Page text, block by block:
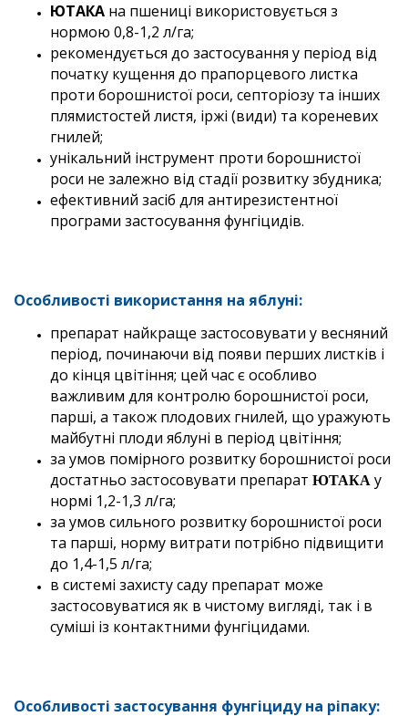
ЮТАКА на пшениці використовується з
нормою 0,8-1,2 л/га;
рекомендується до застосування у період від
початку кущення до прапорцевого листка
проти борошнистої роси, септоріозу та інших
плямистостей листя, іржі (види) та кореневих
гнилей;
унікальний інструмент проти борошнистої
роси не залежно від стадії розвитку збудника;
ефективний засіб для антирезистентної
програми застосування фунгіцидів.
Особливості використання на яблуні:
препарат найкраще застосовувати у весняний
період, починаючи від появи перших листків і
до кінця цвітіння; цей час є особливо
важливим для контролю борошнистої роси,
парші, а також плодових гнилей, що уражують
майбутні плоди яблуні в період цвітіння;
за умов помірного розвитку борошнистої роси
достатньо застосовувати препарат ЮТАКА у
нормі 1,2-1,3 л/га;
за умов сильного розвитку борошнистої роси
та парші, норму витрати потрібно підвищити
до 1,4-1,5 л/га;
в системі захисту саду препарат може
застосовуватися як в чистому вигляді, так і в
суміші із контактними фунгіцидами.
Особливості застосування фунгіциду на ріпаку: